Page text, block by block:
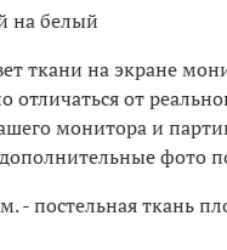
на белый
ткани на экране
отличаться от
монитора и
фото
- постельная ткань